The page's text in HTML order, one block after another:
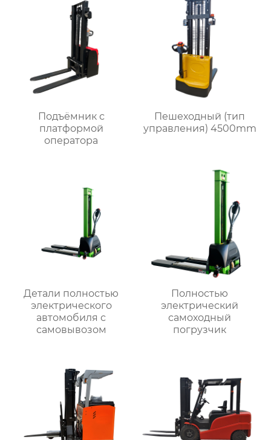
Подъёмник с
платформой
оператора
Пешеходный (тип
управления) 4500mm
Детали полностью
электрического
автомобиля с
самовывозом
Полностью
электрический
самоходный
погрузчик